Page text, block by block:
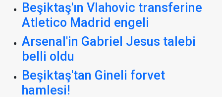
Beşiktaş'ın Vlahovic transferine
Atletico Madrid engeli
Arsenal'in Gabriel Jesus talebi
belli oldu
Beşiktaş'tan Gineli forvet
hamlesi!